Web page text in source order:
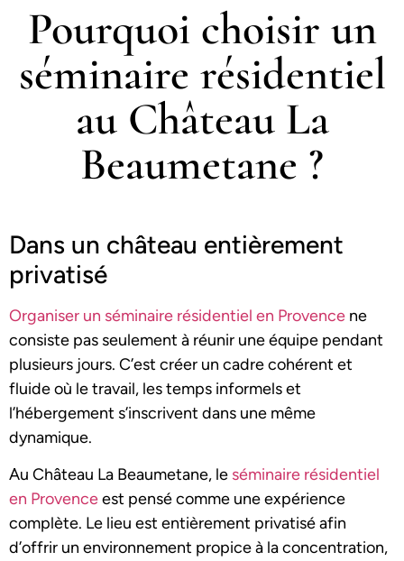
Pourquoi choisir un
séminaire résidentiel
au Château La
Beaumetane ?
Dans un château entièrement
privatisé
Organiser un séminaire résidentiel en Provence ne
consiste pas seulement à réunir une équipe pendant
plusieurs jours. C’est créer un cadre cohérent et
fluide où le travail, les temps informels et
l’hébergement s’inscrivent dans une même
dynamique.
Au Château La Beaumetane, le séminaire résidentiel
en Provenceest pensé comme une expérience
complète. Le lieu est entièrement privatisé afin
d’offrir un environnement propice à la concentration,